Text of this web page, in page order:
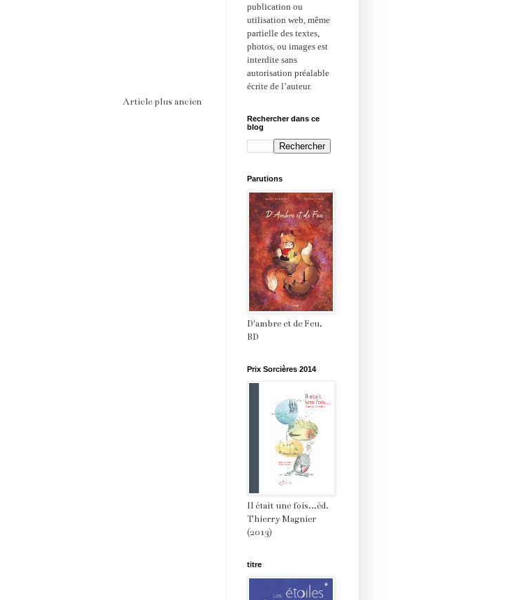
Article plus ancien
publication ou
utilisation web, même
partielle des textes,
photos, ou images est
interdite sans
autorisation préalable
écrite de l’auteur.
Rechercher dans ce
blog
Parutions
D'ambre et de Feu,
BD
Prix Sorcières 2014
Il était une fois...éd.
Thierry Magnier
(2013)
titre